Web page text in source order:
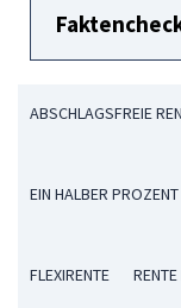
ABSCHLAGSFREIE
EIN HALBER
FLEXIRENTE